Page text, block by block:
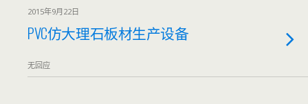
2015年9月22日
PVC仿大理石板材生产设备
无回应